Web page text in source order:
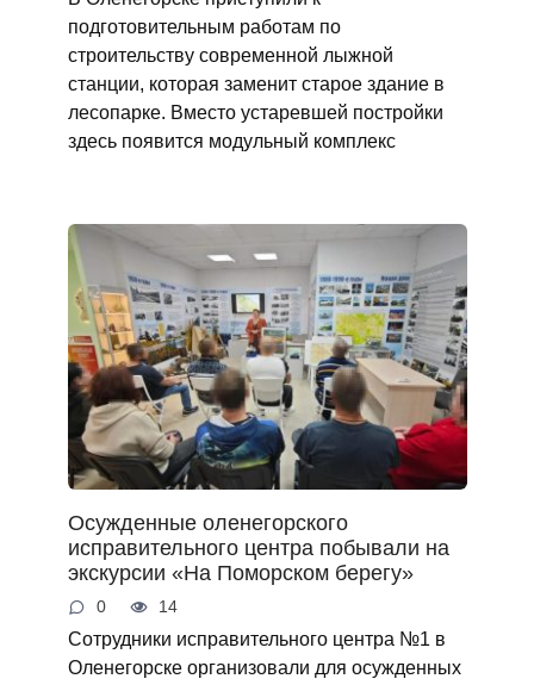
подготовительным работам по
строительству современной лыжной
станции, которая заменит старое здание в
лесопарке. Вместо устаревшей постройки
здесь появится модульный комплекс
Осужденные оленегорского
исправительного центра побывали на
экскурсии «На Поморском берегу»
0 14
Сотрудники исправительного центра №1 в
Оленегорске организовали для осужденных